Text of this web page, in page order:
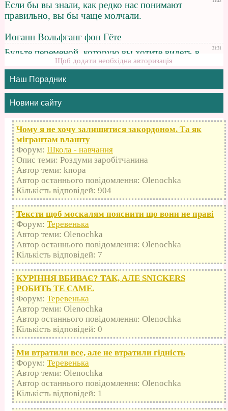
Щоб додати необхідна авторизація
Наш Порадник
Новини сайту
Чому я не хочу залишитися закордоном. Та як
мігрантам влашту
Форум: Школа - навчання
Опис теми: Роздуми заробітчанина
Автор теми: knopa
Автор останнього повідомлення: Olenochka
Кількість відповідей: 904
Тексти щоб москалям пояснити що вони не праві
Форум: Теревенька
Автор теми: Olenochka
Автор останнього повідомлення: Olenochka
Кількість відповідей: 7
КУРІННЯ ВБИВАЄ? ТАК, АЛЕ SNICKERS
РОБИТЬ ТЕ САМЕ.
Форум: Теревенька
Автор теми: Olenochka
Автор останнього повідомлення: Olenochka
Кількість відповідей: 0
Ми втратили все, але не втратили гідність
Форум: Теревенька
Автор теми: Olenochka
Автор останнього повідомлення: Olenochka
Кількість відповідей: 1